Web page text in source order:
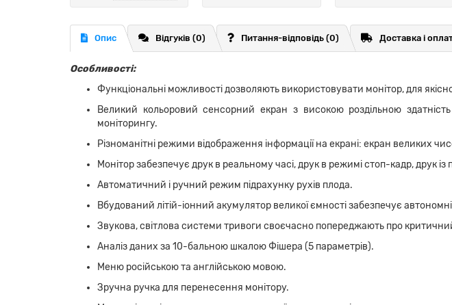
Опис Відгуків (0) Питання-відповідь (0) Доставка і
Особливості:
Функціональні можливості дозволяють використовувати монітор, для
Великий кольоровий сенсорний екран з високою роздільною
моніторингу.
Різноманітні режими відображення інформації на екрані: екран великих
Монітор забезпечує друк в реальному часі, друк в режимі стоп-кадр, друк із
Автоматичний і ручний режим підрахунку рухів плода.
Вбудований літій-іонний акумулятор великої ємності забезпечує
Звукова, світлова системи тривоги своєчасно попереджають про
Аналіз даних за 10-бальною шкалою Фішера (5 параметрів).
Меню російською та англійською мовою.
Зручна ручка для перенесення монітору.